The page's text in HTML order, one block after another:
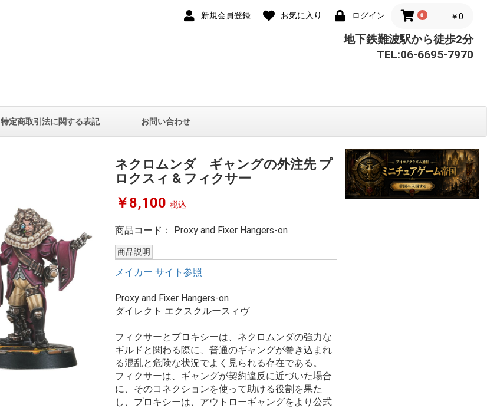
新規会員登録 お気に入り ログイン 0 ￥0
地下鉄難波駅から徒歩2分
TEL:06-6695-7970
特定商取引法に関する表記 お問い合わせ
ネクロムンダ ギャングの外注先 プ
ロクスィ & フィクサー
￥8,100 税込
商品コード： Proxy and Fixer Hangers-on
商品説明
メイカー サイト参照
Proxy and Fixer Hangers-on
ダイレクト エクスクルースィヴ
フィクサーとプロキシーは、ネクロムンダの強力な
ギルドと関わる際に、普通のギャングが巻き込まれ
る混乱と危険な状況でよく見られる存在である。
フィクサーは、ギャングが契約違反に近づいた場合
に、そのコネクションを使って助ける役割を果た
し、プロキシーは、アウトローギャングをより公式